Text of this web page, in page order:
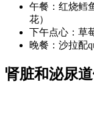
午餐：红烧鳕
花）
下午点心：草
晚餐：沙拉配
肾脏和泌尿